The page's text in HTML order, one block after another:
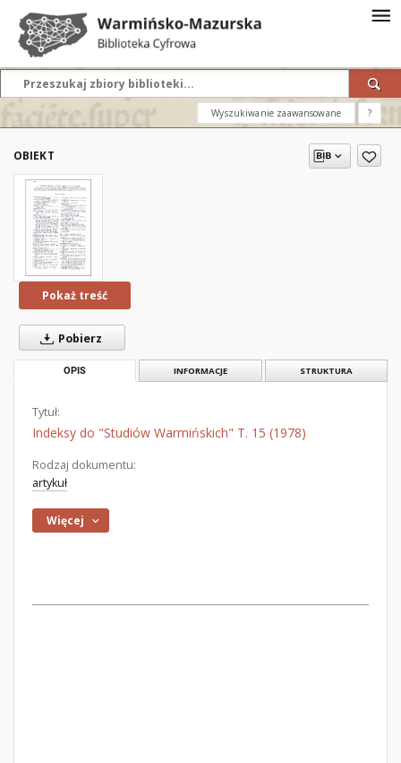
Wyszukiwanie zaawansowane ?
OBIEKT
Pokaż treść
Pobierz
OPIS INFORMACJE STRUKTURA
Tytuł:
Indeksy do "Studiów Warmińskich" T. 15 (1978)
Rodzaj dokumentu:
artykuł
Więcej